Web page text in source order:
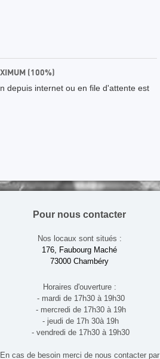
(100%)
depuis internet ou en file d'attente est
Pour nous contacter
Nos locaux sont situés :
176, Faubourg Maché
73000 Chambéry
Horaires d'ouverture :
- mardi de 17h30 à 19h30
- mercredi de 17h30 à 19h
- jeudi de 17h 30à 19h
- vendredi de 17h30 à 19h30
En cas de besoin merci de nous contacter par